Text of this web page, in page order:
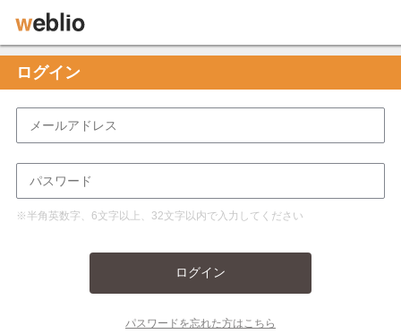
ログイン
※半角英数字、6文字以上、32文字以内で入力してください
ログイン
パスワードを忘れた方はこちら